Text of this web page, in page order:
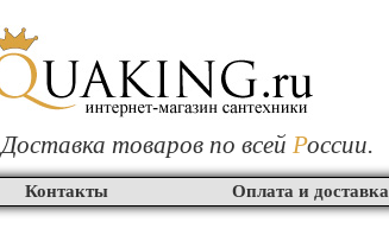
Доставка товаров по всей России.
Контакты Оплата и доставка